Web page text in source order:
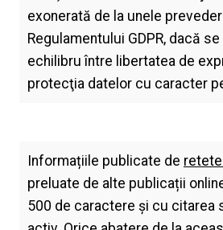
exonerată de la unele
Regulamentului GDPR, dacă
echilibru între libertatea de
protecţia datelor cu caracter
Informațiile publicate de
preluate de alte publicații
500 de caractere și cu citarea